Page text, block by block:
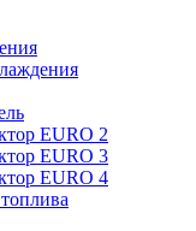
EURO 2
EURO 3
EURO 4